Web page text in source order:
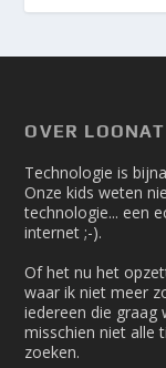
OVER
Technologie is
Onze kids weten
technologie... een
internet ;-).
Of het nu het
waar ik niet meer
iedereen die graag
misschien niet alle
zoeken.